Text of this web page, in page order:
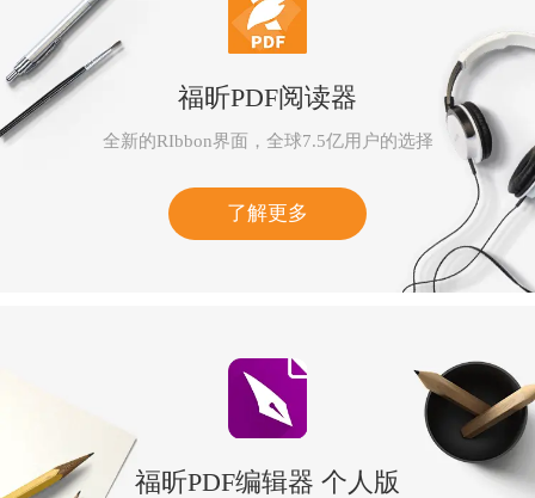
福昕PDF阅读器
全新的RIbbon界面，全球7.5亿用户的选择
了解更多
福昕PDF编辑器 个人版